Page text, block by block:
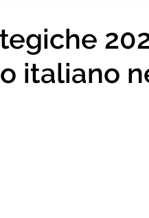
italiano